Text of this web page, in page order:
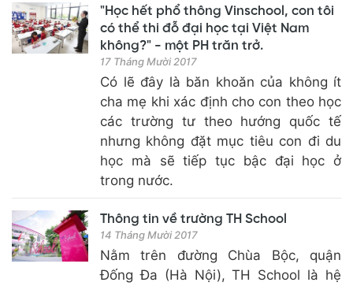
"Học hết phổ thông Vinschool, con tôi
có thể thi đỗ đại học tại Việt Nam
không?" - một PH trăn trở.
17 Tháng Mười 2017
Có lẽ đây là băn khoăn của không ít
cha mẹ khi xác định cho con theo học
các trường tư theo hướng quốc tế
nhưng không đặt mục tiêu con đi du
học mà sẽ tiếp tục bậc đại học ở
trong nước.
Thông tin về trường TH School
14 Tháng Mười 2017
Nằm trên đường Chùa Bộc, quận
Đống Đa (Hà Nội), TH School là hệ